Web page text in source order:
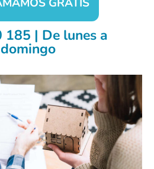
GRATIS
185 | De lunes a
domingo